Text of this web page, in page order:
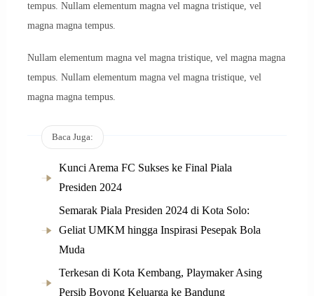
tempus. Nullam elementum magna vel magna tristique, vel
magna magna tempus.
Nullam elementum magna vel magna tristique, vel magna magna
tempus. Nullam elementum magna vel magna tristique, vel
magna magna tempus.
Baca Juga:
Kunci Arema FC Sukses ke Final Piala
Presiden 2024
Semarak Piala Presiden 2024 di Kota Solo:
Geliat UMKM hingga Inspirasi Pesepak Bola
Muda
Terkesan di Kota Kembang, Playmaker Asing
Persib Boyong Keluarga ke Bandung